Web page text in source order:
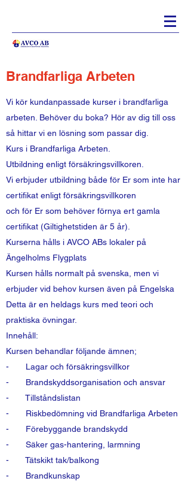
Brandfarliga Arbeten
Vi kör kundanpassade kurser i brandfarliga
arbeten. Behöver du boka? Hör av dig till oss
så hittar vi en lösning som passar dig.
Kurs i Brandfarliga Arbeten.
Utbildning enligt försäkringsvillkoren.
Vi erbjuder utbildning både för Er som inte har
certifikat enligt försäkringsvillkoren
och för Er som behöver förnya ert gamla
certifikat (Giltighetstiden är 5 år).
Kurserna hålls i AVCO ABs lokaler på
Ängelholms Flygplats
Kursen hålls normalt på svenska, men vi
erbjuder vid behov kursen även på Engelska
Detta är en heldags kurs med teori och
praktiska övningar.
Innehåll:
Kursen behandlar följande ämnen;
- Lagar och försäkringsvillkor
- Brandskyddsorganisation och ansvar
- Tillståndslistan
- Riskbedömning vid Brandfarliga Arbeten
- Förebyggande brandskydd
- Säker gas-hantering, larmning
- Tätskikt tak/balkong
- Brandkunskap